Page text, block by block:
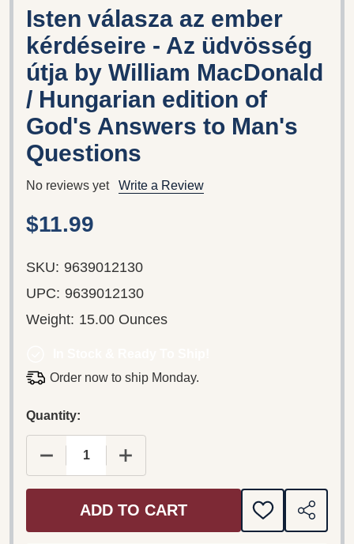
Isten válasza az ember
kérdéseire - Az üdvösség
útja by William MacDonald
/ Hungarian edition of
God's Answers to Man's
Questions
No reviews yet Write a Review
$11.99
SKU: 9639012130
UPC: 9639012130
Weight: 15.00 Ounces
Order now to ship Monday.
Quantity:
DECREASE QUANTITY OF ISTEN VÁLASZA AZ
INCREASE QUANTITY OF ISTEN
ADD TO CART
ADD
TO
SHARE